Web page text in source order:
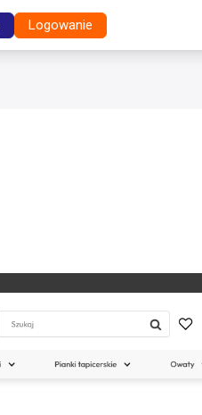
Logowanie